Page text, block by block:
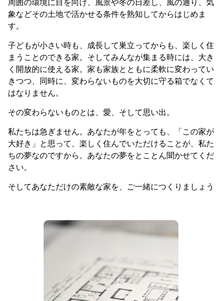
周囲の環境に目を向け、風景や冬の日差し、風の通り、気
象などその土地で活かせる条件を熟知してからはじめま
す。
子どもが小さい時も、成長して巣立ってからも、楽しく住
まうことのできる家。そしてみんなが集まる時には、大き
く開放的に使える家。家も家族とともに柔軟に変わってい
きつつ、同時に、変わらないものを大切に守る箱でなくて
はなりません。
その変わらないものとは、愛、そして思い出。
私たちは急ぎません。あなたが年をとっても、「この家が
大好き」と思って、楽しく住んでいただけることが、私た
ちの夢なのですから。あなたの夢をとことん聞かせてくだ
さい。
そしてあなただけの素敵な家を、ご一緒につくりましょう